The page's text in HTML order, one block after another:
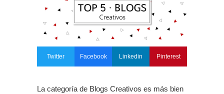
Twitter Facebook Linkedin Pinterest
La categoría de Blogs Creativos es más bien